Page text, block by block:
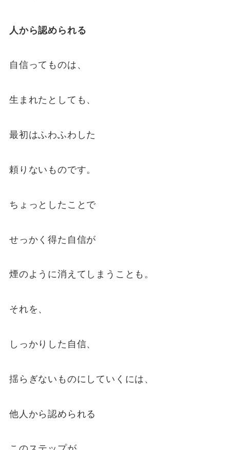
人から認められる
自信ってものは、
生まれたとしても、
最初はふわふわした
頼りないものです。
ちょっとしたことで
せっかく得た自信が
煙のように消えてしまうことも。
それを、
しっかりした自信、
揺らぎないものにしていくには、
他人から認められる